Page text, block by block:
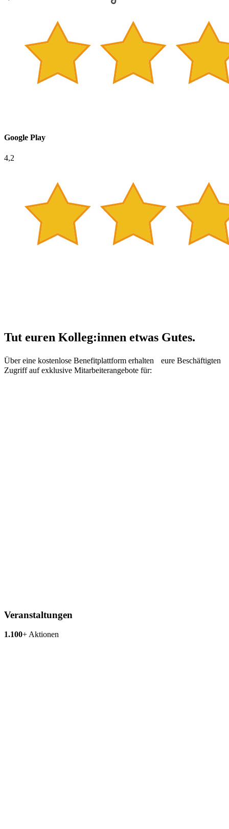
Google Play
4,2
Tut euren Kolleg:innen etwas Gutes.
Über eine kostenlose Benefitplattform erhalten eure Beschäftigten
Zugriff auf exklusive Mitarbeiterangebote für:
Veranstaltungen
1.100+ Aktionen